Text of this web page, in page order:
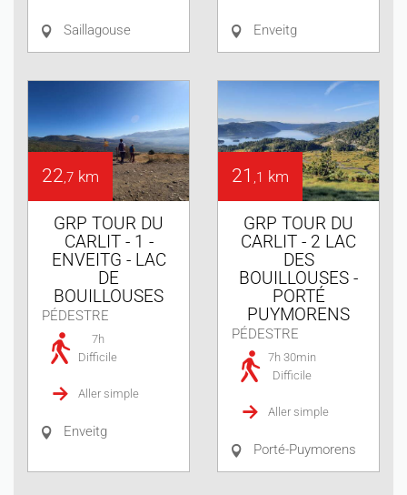
Saillagouse Enveitg
22,7 km
GRP TOUR DU
CARLIT - 1 -
ENVEITG - LAC
DE
BOUILLOUSES
PÉDESTRE
7h
Difficile
Aller simple
Enveitg
21 ,1 km
GRP TOUR DU
CARLIT - 2 LAC
DES
BOUILLOUSES -
PORTÉ
PUYMORENS
PÉDESTRE
7h 30min
Difficile
Aller simple
Porté-Puymorens